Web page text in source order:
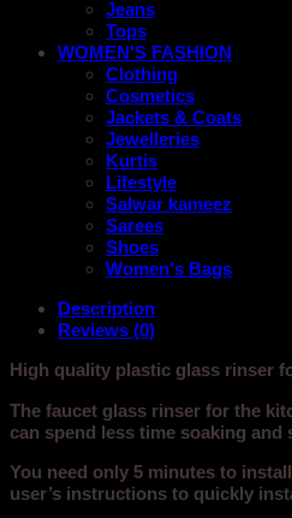
Jeans
Tops
WOMEN'S FASHION
Clothing
Cosmetics
Jackets & Coats
Jewelleries
Kurtis
Lifestyle
Salwar kameez
Sarees
Shoes
Women's Bags
Description
Reviews (0)
High quality plastic glass rinser
The faucet glass rinser for the
can spend less time soaking
You need only 5 minutes to
user’s instructions to quickly